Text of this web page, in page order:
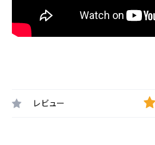
レビュー